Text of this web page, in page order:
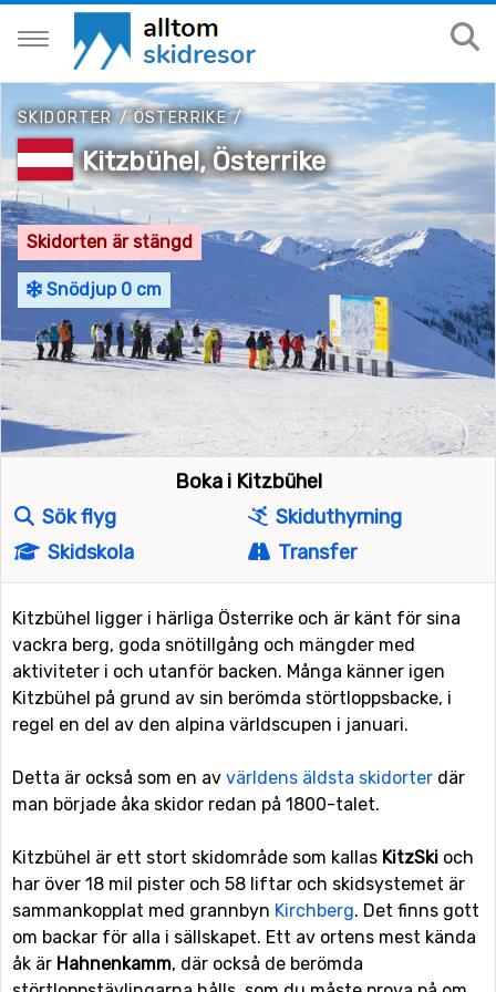
SKIDORTER /ÖSTERRIKE/
Kitzbühel, Österrike
Skidorten är stängd
Snödjup 0 cm
Boka i Kitzbühel
Sök flyg
Skiduthyrning
Skidskola
Transfer
Kitzbühel ligger i härliga Österrike och är känt för sina
vackra berg, goda snötillgång och mängder med
aktiviteter i och utanför backen. Många känner igen
Kitzbühel på grund av sin berömda störtloppsbacke, i
regel en del av den alpina världscupen i januari.
Detta är också som en av världens äldsta skidorter där
man började åka skidor redan på 1800-talet.
Kitzbühel är ett stort skidområde som kallas KitzSki och
har över 18 mil pister och 58 liftar och skidsystemet är
sammankopplat med grannbyn Kirchberg. Det finns gott
om backar för alla i sällskapet. Ett av ortens mest kända
åk är Hahnenkamm, där också de berömda